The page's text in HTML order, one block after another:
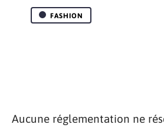
FASHION
Aucune réglementation ne